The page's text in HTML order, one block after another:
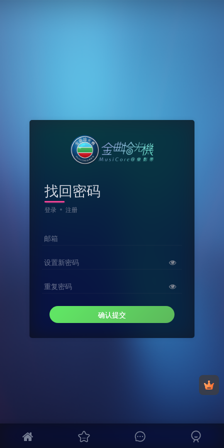
找回密码
登录 注册
邮箱
设置新密码
重复密码
确认提交